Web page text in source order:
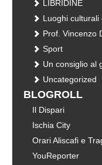
LIBRIDINE
Luoghi culturali
Prof. Vincenzo
Sport
Un consiglio al
Uncategorized
BLOGROLL
Il Dispari
Ischia City
Orari Aliscafi e
YouReporter